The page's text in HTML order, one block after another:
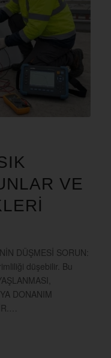
VE
DÜŞMESİ SORUN:
düşebilir. Bu
DONANIM